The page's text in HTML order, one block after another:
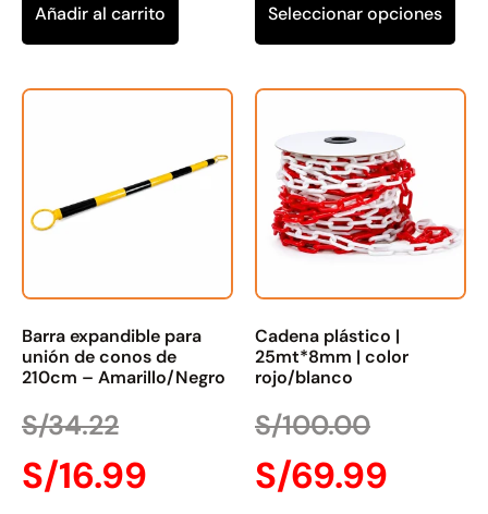
Añadir al carrito Seleccionar opciones
Barra expandible para
unión de conos de
210cm – Amarillo/Negro
S/34.22
S/16.99
Cadena plástico |
25mt*8mm | color
rojo/blanco
S/100.00
S/69.99